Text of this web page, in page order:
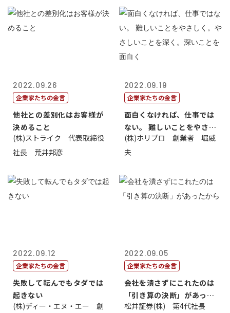
2022.09.26
企業家たちの金言
他社との差別化はお客様が
決めること
(株)ストライク 代表取締役
社長 荒井邦彦
2022.09.19
企業家たちの金言
面白くなければ、仕事では
ない。 難しいことをやさし
く。やさし...
(株)ホリプロ 創業者 堀威
夫
2022.09.12
企業家たちの金言
失敗して転んでもタダでは
起きない
(株)ディー・エヌ・エー 創
2022.09.05
企業家たちの金言
会社を潰さずにこれたのは
「引き算の決断」があった
から
松井証券(株) 第4代社長